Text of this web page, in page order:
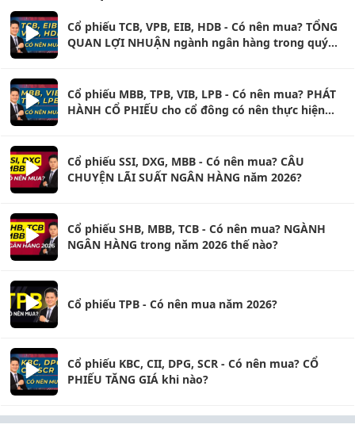
Cổ phiếu TCB, VPB, EIB, HDB - Có nên mua? TỔNG
QUAN LỢI NHUẬN ngành ngân hàng trong quý
Cổ phiếu MBB, TPB, VIB, LPB - Có nên mua? PHÁT
HÀNH CỔ PHIẾU cho cổ đông có nên thực hiện
Cổ phiếu SSI, DXG, MBB - Có nên mua? CÂU
CHUYỆN LÃI SUẤT NGÂN HÀNG năm 2026?
Cổ phiếu SHB, MBB, TCB - Có nên mua? NGÀNH
NGÂN HÀNG trong năm 2026 thế nào?
Cổ phiếu TPB - Có nên mua năm 2026?
Cổ phiếu KBC, CII, DPG, SCR - Có nên mua? CỔ
PHIẾU TĂNG GIÁ khi nào?